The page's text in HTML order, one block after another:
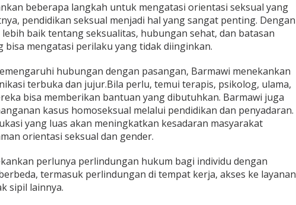
beberapa langkah untuk mengatasi orientasi seksual yang
pendidikan seksual menjadi hal yang sangat penting. Dengan
baik tentang seksualitas, hubungan sehat, dan batasan
bisa mengatasi perilaku yang tidak diinginkan.
hubungan dengan pasangan, Barmawi menekankan
terbuka dan jujur.Bila perlu, temui terapis, psikolog, ulama,
bisa memberikan bantuan yang dibutuhkan. Barmawi juga
kasus homoseksual melalui pendidikan dan penyadaran.
yang luas akan meningkatkan kesadaran masyarakat
orientasi seksual dan gender.
perlunya perlindungan hukum bagi individu dengan
termasuk perlindungan di tempat kerja, akses ke layanan
sipil lainnya.